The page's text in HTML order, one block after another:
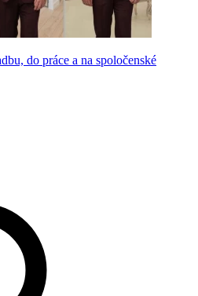
do práce a na spoločenské